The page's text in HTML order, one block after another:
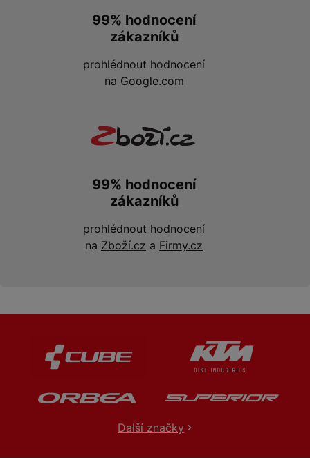
99% hodnocení
zákazníků
prohlédnout hodnocení
na Google.com
99% hodnocení
zákazníků
prohlédnout hodnocení
na Zboží.cz a Firmy.cz
Další značky